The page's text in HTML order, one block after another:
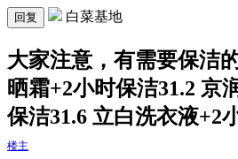
回复 白菜基地
大家注意，有需要保洁
晒霜+2小时保洁31.2 京
保洁31.6 立白洗衣液+2
楼主